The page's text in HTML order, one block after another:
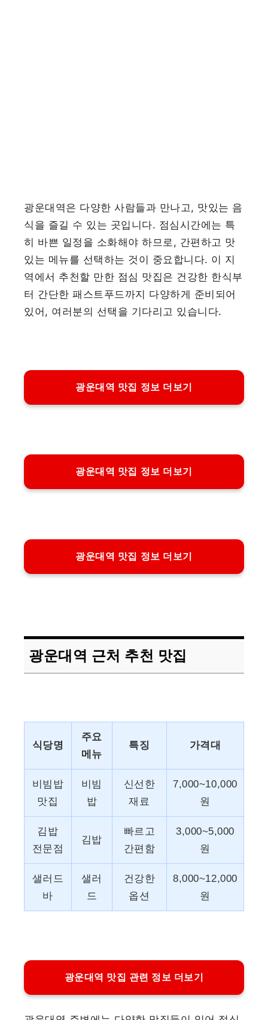
광운대역은 다양한 사람들과 만나고, 맛있는 음
식을 즐길 수 있는 곳입니다. 점심시간에는 특
히 바쁜 일정을 소화해야 하므로, 간편하고 맛
있는 메뉴를 선택하는 것이 중요합니다. 이 지
역에서 추천할 만한 점심 맛집은 건강한 한식부
터 간단한 패스트푸드까지 다양하게 준비되어
있어, 여러분의 선택을 기다리고 있습니다.
광운대역 맛집 정보 더보기
광운대역 맛집 정보 더보기
광운대역 맛집 정보 더보기
광운대역 근처 추천 맛집
식당명
주요
메뉴
특징 가격대
비빔밥
맛집
비빔
밥
신선한
재료
7,000~10,000
원
김밥
전문점
김밥
빠르고
간편함
3,000~5,000
원
샐러드
바
샐러
드
건강한
옵션
8,000~12,000
원
광운대역 맛집 관련 정보 더보기